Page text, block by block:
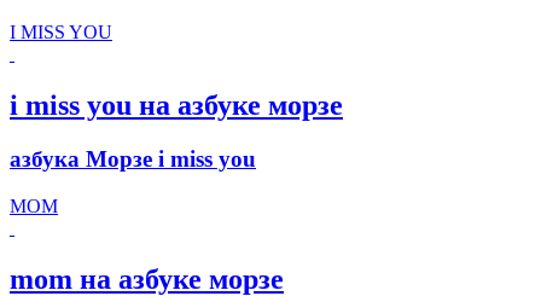
I MISS YOU
i miss you на азбуке морзе
азбука Морзе i miss you
MOM
mom на азбуке морзе